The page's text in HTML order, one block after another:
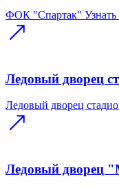
ФОК "Спартак"
Ледовый дворец
Ледовый дворец
Ледовый дворец